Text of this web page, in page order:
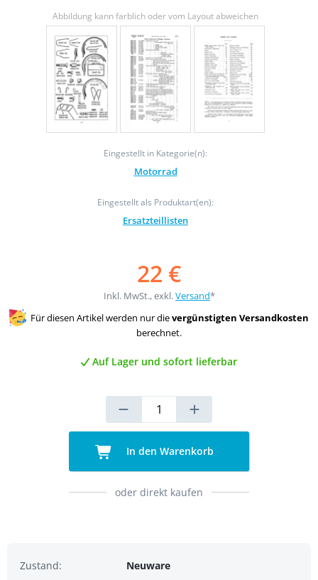
Abbildung kann farblich oder vom Layout abweichen
Eingestellt in Kategorie(n):
Motorrad
Eingestellt als Produktart(en):
Ersatzteillisten
22 €
Inkl. MwSt., exkl.Versand*
Für diesen Artikel werden nur dievergünstigten Versandkosten
berechnet.
Auf Lager und sofort lieferbar
In den Warenkorb
oder direkt kaufen
Zustand:
Neuware